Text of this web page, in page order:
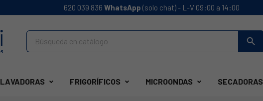
620 039 836 WhatsApp (solo chat) - L-V 09:00 a 14:00
search
LAVADORAS FRIGORÍFICOS MICROONDAS SECADORAS